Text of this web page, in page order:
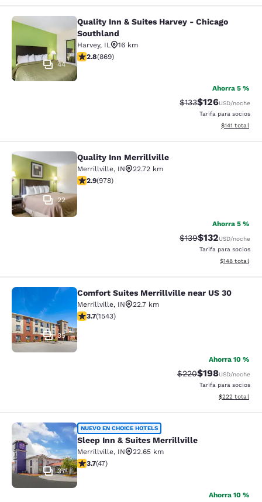
Quality Inn & Suites Harvey -
44
Quality Inn & Suites Harvey - Chicago
Southland
Harvey, IL
16 km
Calificación de 2.82 estrellas. Razonable. 869 reseñas
2.8(869)
Ahorra 5 %
Tarifa tachada:
$133Tarifa reducida:
$126USD/noche
Tarifa para socios
Ver detalles
$141 total
Quality Inn Merrillville
22
Quality Inn Merrillville
Merrillville, IN
22.72 km
Calificación de 2.9 estrellas. Razonable. 978 reseñas
2.9(978)
Ahorra 5 %
Tarifa tachada:
$139Tarifa reducida:
$132USD/noche
Tarifa para socios
Ver detalles
$148 total
Comfort Suites Merrillville near US
35
Comfort Suites Merrillville near US 30
Merrillville, IN
22.7 km
Calificación de 3.7 estrellas. Bueno. 1543 reseñas
3.7(1543)
Ahorra 10 %
Tarifa tachada:
$220Tarifa reducida:
$198USD/noche
Tarifa para socios
Ver detalles
$222 total
Sleep Inn & Suites Merrillville
37
NUEVO EN CHOICE HOTELS
Sleep Inn & Suites Merrillville
Merrillville, IN
22.65 km
Calificación de 3.68 estrellas. Bueno. 47 reseñas
3.7(47)
Ahorra 10 %